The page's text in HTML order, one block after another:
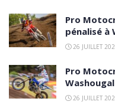
Pro
pénalisé à
26 JUILLET
Pro
Washougal
26 JUILLET